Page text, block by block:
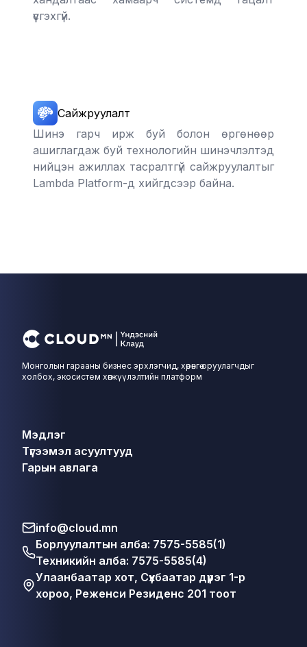
үүсгэхгүй.
Сайжруулалт
Шинэ гарч ирж буй болон өргөнөөр
ашиглагдаж буй технологийн шинэчлэлтэд
нийцэн ажиллах тасралтгүй сайжруулалтыг
Lambda Platform-д хийгдсээр байна.
Монголын гарааны бизнес эрхлэгчид, хөрөнгө оруулагчдыг
холбох, экосистем хөгжүүлэлтийн платформ
Мэдлэг
Түгээмэл асуултууд
Гарын авлага
info@cloud.mn
Борлуулалтын алба: 7575-5585(1)
Техникийн алба: 7575-5585(4)
Улаанбаатар хот, Сүхбаатар дүүрэг 1-р
хороо, Реженси Резиденс 201 тоот